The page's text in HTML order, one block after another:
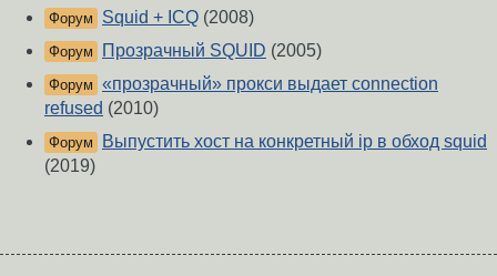
Форум Squid + ICQ (2008)
Форум Прозрачный SQUID (2005)
Форум «прозрачный» прокси выдает connection
refused (2010)
Форум
Выпустить хост на конкретный ip в обход squid
(2019)